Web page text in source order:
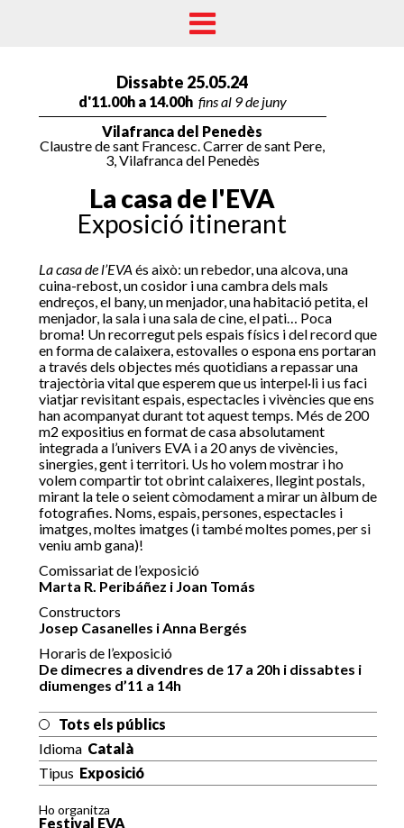
Dissabte 25.05.24
d'11.00h a 14.00h fins al 9 de juny
Vilafranca del Penedès
Claustre de sant Francesc. Carrer de sant Pere,
3, Vilafranca del Penedès
La casa de l'EVA
Exposició itinerant
La casa de l’EVA és això: un rebedor, una alcova, una
⁠cuina-rebost, un cosidor i una cambra dels mals
endreços, el bany, un menjador, una habitació petita, el
menjador, la sala i una sala de cine, el pati… Poca
broma! Un recorregut pels espais físics i del record que
en forma de calaixera, estovalles o espona ens portaran
a través dels objectes més quotidians a repassar una
trajectòria vital que esperem que us interpel·li i us faci
viatjar revisitant espais, espectacles i vivències que ens
han acompanyat durant tot aquest temps. Més de 200
m2 expositius en format de casa absolutament
integrada a l’univers EVA i a 20 anys de vivències,
sinergies, gent i territori. Us ho volem mostrar i ho
volem compartir tot obrint calaixeres, llegint postals,
mirant la tele o seient còmodament a mirar un àlbum de
fotografies. Noms, espais, persones, espectacles i
imatges, moltes imatges (i també moltes pomes, per si
veniu amb gana)!
Comissariat de l’exposició
Marta R. Peribáñez i Joan Tomás
Constructors
Josep Casanelles i Anna Bergés
Horaris de l’exposició
De dimecres a divendres de 17 a 20h i dissabtes i
diumenges d’11 a 14h
Tots els públics
Idioma Català
Tipus Exposició
Ho organitza
Festival EVA